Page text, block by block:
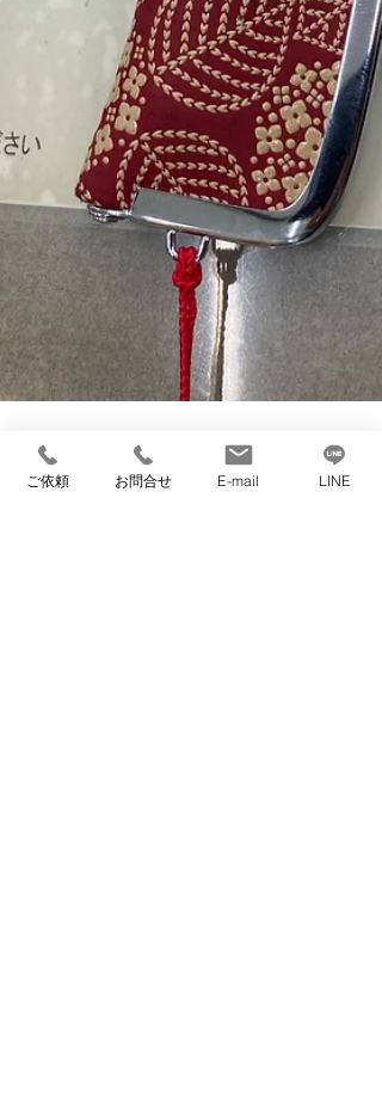
ご依頼 お問合せ E-mail LINE